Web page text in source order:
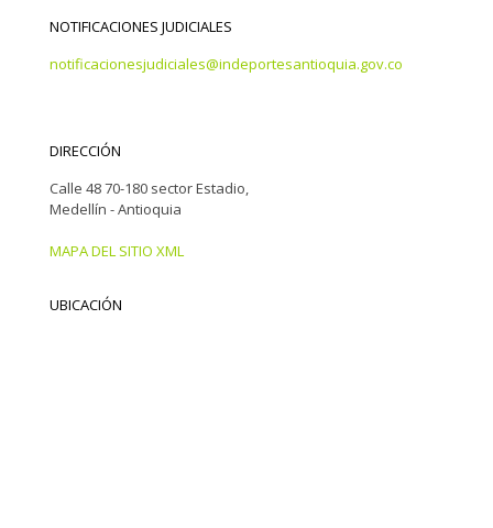
NOTIFICACIONES JUDICIALES
notificacionesjudiciales@indeportesantioquia.gov.co
DIRECCIÓN
Calle 48 70-180 sector Estadio,
Medellín - Antioquia
MAPA DEL SITIO XML
UBICACIÓN